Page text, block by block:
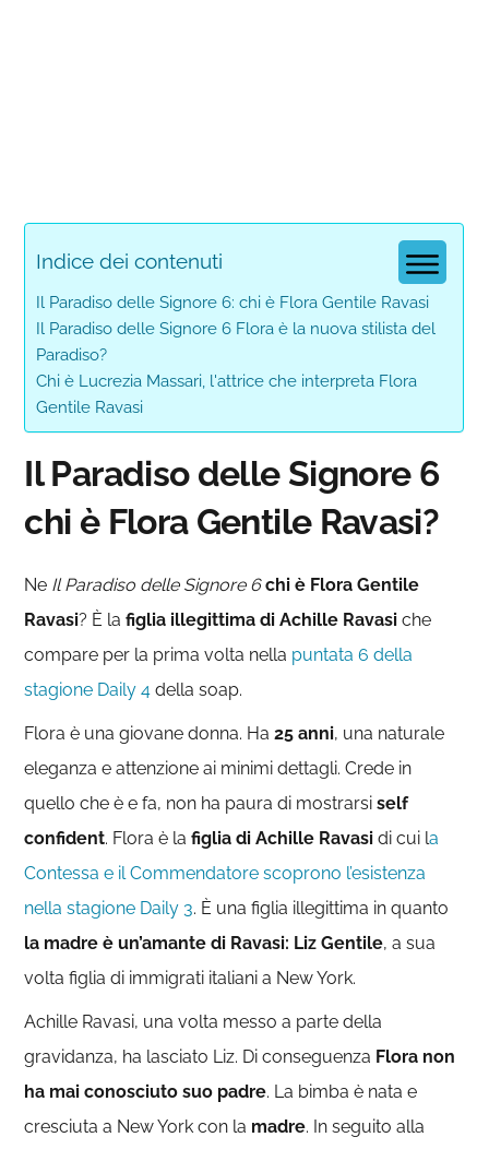
Indice dei contenuti
Il Paradiso delle Signore 6: chi è Flora Gentile Ravasi
Il Paradiso delle Signore 6 Flora è la nuova stilista del
Paradiso?
Chi è Lucrezia Massari, l'attrice che interpreta Flora
Gentile Ravasi
Il Paradiso delle Signore 6
chi è Flora Gentile Ravasi?
Ne Il Paradiso delle Signore 6 chi è Flora Gentile
Ravasi? È lafiglia illegittima di Achille Ravasi che
compare per la prima volta nella puntata 6 della
stagione Daily 4 della soap.
Flora è una giovane donna. Ha25 anni, una naturale
eleganza e attenzione ai minimi dettagli. Crede in
quello che è e fa, non ha paura di mostrarsiself
confident. Flora è lafiglia di Achille Ravasi di cui la
Contessa e il Commendatore scoprono l’esistenza
nella stagione Daily 3. È una figlia illegittima in quanto
la madre è un’amante di Ravasi: Liz Gentile, a sua
volta figlia di immigrati italiani a New York.
Achille Ravasi, una volta messo a parte della
gravidanza, ha lasciato Liz. Di conseguenza Flora non
ha mai conosciuto suo padre. La bimba è nata e
cresciuta a New York con la madre. In seguito alla